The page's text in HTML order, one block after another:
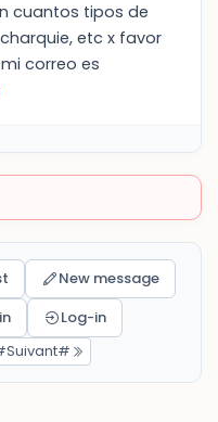
cuantos tipos de
charquie, etc x favor
correo es
New message
Log-in